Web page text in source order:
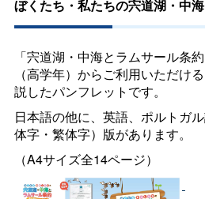
ぼくたち・私たちの宍道湖・中
「宍道湖・中海とラムサール条
（高学年）からご利用いただけ
説したパンフレットです。
日本語の他に、英語、ポルトガ
体字・繁体字）版があります。
（A4サイズ全14ページ）